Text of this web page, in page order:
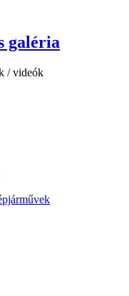
galéria
/ videók